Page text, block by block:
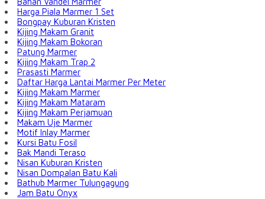
Harga Piala Marmer 1 Set
Bongpay Kuburan Kristen
Kijing Makam Granit
Kijing Makam Bokoran
Patung Marmer
Kijing Makam Trap 2
Prasasti Marmer
Daftar Harga Lantai Marmer Per Meter
Kijing Makam Marmer
Kijing Makam Mataram
Kijing Makam Perjamuan
Makam Uje Marmer
Motif Inlay Marmer
Kursi Batu Fosil
Bak Mandi Teraso
Nisan Kuburan Kristen
Nisan Dompalan Batu Kali
Bathub Marmer Tulungagung
Jam Batu Onyx